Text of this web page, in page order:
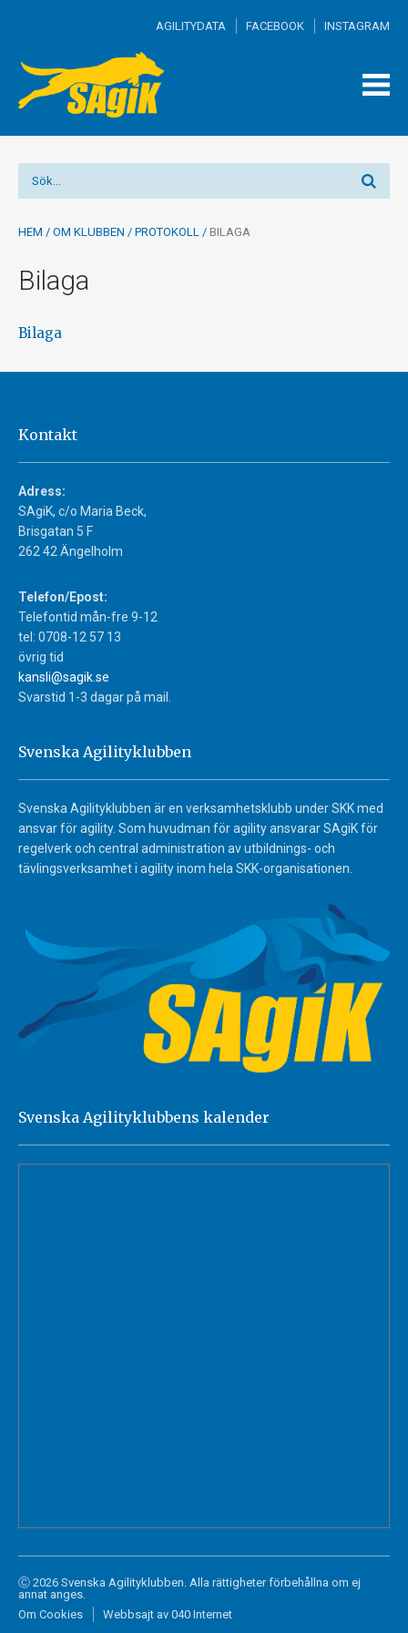
AGILITYDATA FACEBOOK INSTAGRAM
HEM / OM KLUBBEN / PROTOKOLL / BILAGA
Bilaga
Bilaga
Kontakt
Adress:
SAgiK, c/o Maria Beck,
Brisgatan 5 F
262 42 Ängelholm
Telefon/Epost:
Telefontid mån-fre 9-12
tel: 0708-12 57 13
övrig tid
kansli@sagik.se
Svarstid 1-3 dagar på mail.
Svenska Agilityklubben
Svenska Agilityklubben är en verksamhetsklubb under SKK med
ansvar för agility. Som huvudman för agility ansvarar SAgiK för
regelverk och central administration av utbildnings- och
tävlingsverksamhet i agility inom hela SKK-organisationen.
Svenska Agilityklubbens kalender
Ⓒ 2026 Svenska Agilityklubben. Alla rättigheter förbehållna om ej
annat anges.
Om Cookies
Webbsajt av 040 Internet